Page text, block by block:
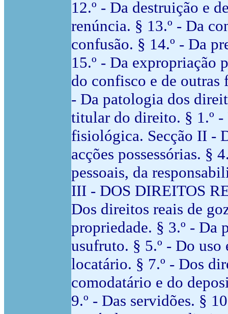
12.º - Da destruição e
renúncia. § 13.º - Da
confusão. § 14.º - Da
15.º - Da expropriação
do confisco e de
- Da patologia dos
titular do direito. § 1.º -
fisiológica. Secção II -
acções possessórias. §
pessoais, da
III - DOS DIREITOS
Dos direitos reais de
propriedade. § 3.º - Da
usufruto. § 5.º - Do
locatário. § 7.º - Dos
comodatário e do
9.º - Das servidões. §